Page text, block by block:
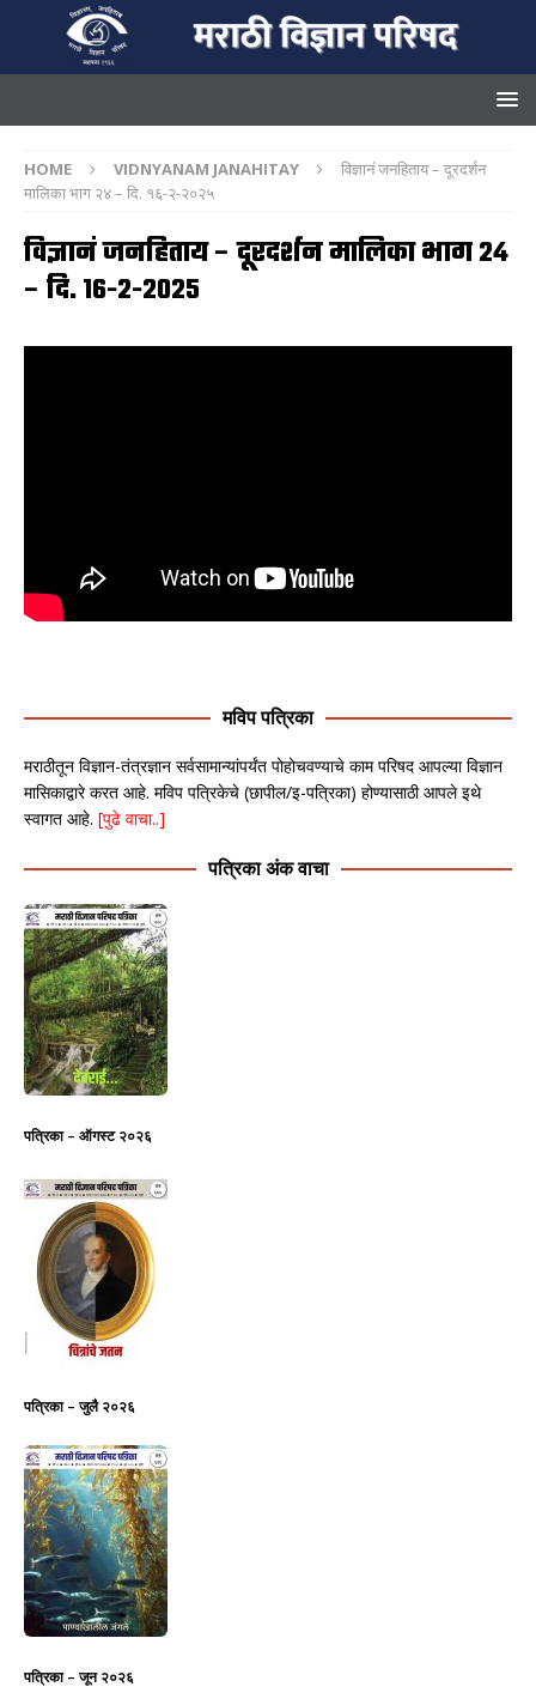
HOME VIDNYANAM JANAHITAY
विज्ञानं जनहिताय – दूरदर्शन
मालिका भाग २४ – दि. १६-२-२०२५
विज्ञानं जनहिताय – दूरदर्शन मालिका भाग २४
– दि. १६-२-२०२५
मविप पत्रिका
मराठीतून विज्ञान-तंत्रज्ञान सर्वसामान्यांपर्यंत पोहोचवण्याचे काम परिषद आपल्या विज्ञान
मासिकाद्वारे करत आहे. मविप पत्रिकेचे (छापील/इ-पत्रिका) होण्यासाठी आपले इथे
स्वागत आहे. [पुढे वाचा..]
पत्रिका अंक वाचा
पत्रिका – ऑगस्ट २०२६
पत्रिका – जुलै २०२६
पत्रिका – जून २०२६